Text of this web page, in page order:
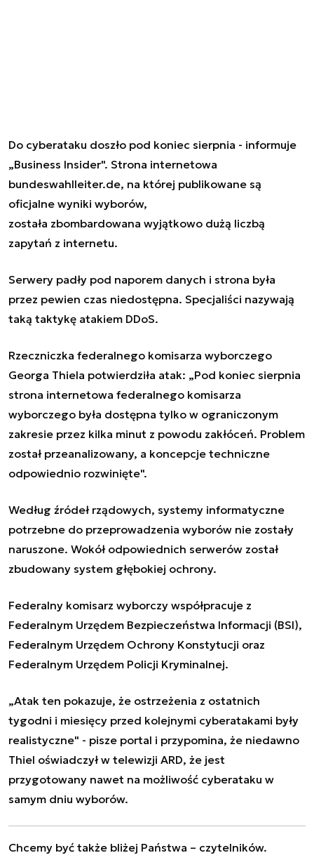
Do cyberataku doszło pod koniec sierpnia - informuje
„Business Insider". Strona internetowa
bundeswahlleiter.de, na której publikowane są
oficjalne wyniki wyborów,
została zbombardowana wyjątkowo dużą liczbą
zapytań z internetu.
Serwery padły pod naporem danych i strona była
przez pewien czas niedostępna. Specjaliści nazywają
taką taktykę atakiem DDoS.
Rzeczniczka federalnego komisarza wyborczego
Georga Thiela potwierdziła atak: „Pod koniec sierpnia
strona internetowa federalnego komisarza
wyborczego była dostępna tylko w ograniczonym
zakresie przez kilka minut z powodu zakłóceń. Problem
został przeanalizowany, a koncepcje techniczne
odpowiednio rozwinięte".
Według źródeł rządowych, systemy informatyczne
potrzebne do przeprowadzenia wyborów nie zostały
naruszone. Wokół odpowiednich serwerów został
zbudowany system głębokiej ochrony.
Federalny komisarz wyborczy współpracuje z
Federalnym Urzędem Bezpieczeństwa Informacji (BSI),
Federalnym Urzędem Ochrony Konstytucji oraz
Federalnym Urzędem Policji Kryminalnej.
„Atak ten pokazuje, że ostrzeżenia z ostatnich
tygodni i miesięcy przed kolejnymi cyberatakami były
realistyczne" - pisze portal i przypomina, że niedawno
Thiel oświadczył w telewizji ARD, że jest
przygotowany nawet na możliwość cyberataku w
samym dniu wyborów.
Chcemy być także bliżej Państwa – czytelników.